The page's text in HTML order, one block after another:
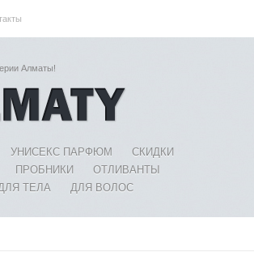
Алматы!
УНИСЕКС ПАРФЮМ
СКИДКИ
ПРОБНИКИ
ОТЛИВАНТЫ
ТЕЛА ДЛЯ ВОЛОС